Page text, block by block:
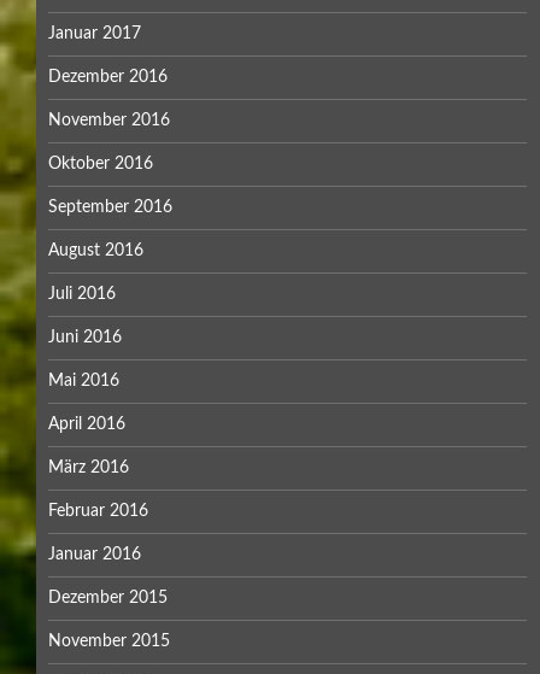
Januar 2017
Dezember 2016
November 2016
Oktober 2016
September 2016
August 2016
Juli 2016
Juni 2016
Mai 2016
April 2016
März 2016
Februar 2016
Januar 2016
Dezember 2015
November 2015